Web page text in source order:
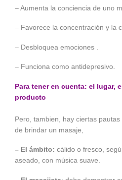
– Aumenta la conciencia de uno
– Favorece la concentración y la
– Desbloquea emociones .
– Funciona como antidepresivo.
Para tener en cuenta: el lugar,
producto
Pero, tambien, hay ciertas
de brindar un masaje,
– El ámbito: cálido o fresco,
aseado, con música suave.